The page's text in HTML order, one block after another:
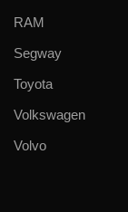
RAM
Segway
Toyota
Volkswagen
Volvo